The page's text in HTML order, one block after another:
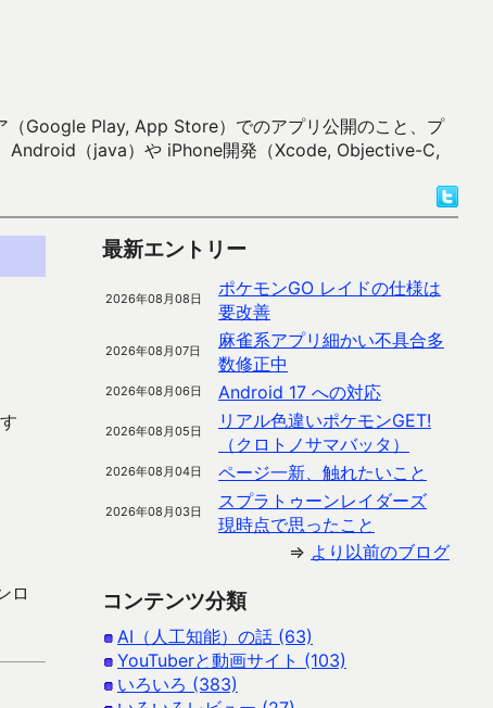
（Google Play, App Store）でのアプリ公開のこと、プ
Android（java）や iPhone開発（Xcode, Objective-C,
ロ
最新エントリー
2026年08月08日
ポケモンGO レイドの仕様は
要改善
2026年08月07日
麻雀系アプリ細かい不具合多
数修正中
2026年08月06日 Android 17 への対応
2026年08月05日
リアル色違いポケモンGET!
（クロトノサマバッタ）
2026年08月04日 ページ一新、触れたいこと
2026年08月03日
スプラトゥーンレイダーズ
現時点で思ったこと
⇒ より以前のブログ
コンテンツ分類
AI（人工知能）の話 (63)
YouTuberと動画サイト (103)
いろいろ (383)